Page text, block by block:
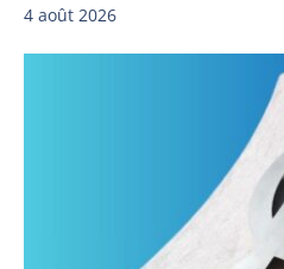
4 août 2026